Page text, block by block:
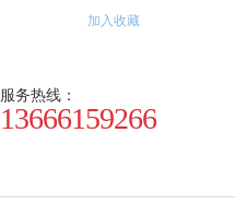
加入收藏
服务热线：
13666159266